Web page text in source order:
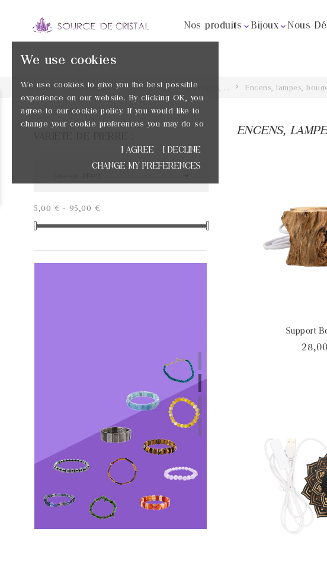
We use cookies
We use cookies to give you the best possible
experience on our website. By clicking OK, you
agree to our cookie policy. If you would like to
change your cookie preferences you may do so
I AGREE
I DECLINE
CHANGE MY PREFERENCES
Nos produits Bijoux Nous
Accueil Nos produits Bien-être, galets, lampes, ... Encens, lampes,
5,00 € - 95,00 €
ENCENS,
Support